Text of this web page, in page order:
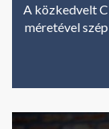
A közkedvelt
méretével